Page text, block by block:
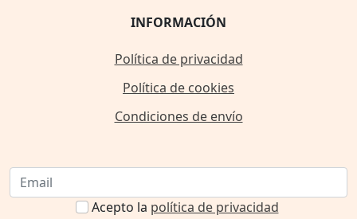
INFORMACIÓN
Política de privacidad
Política de cookies
Condiciones de envío
Acepto la política de privacidad